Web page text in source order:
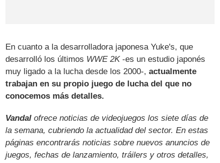
En cuanto a la desarrolladora japonesa Yuke's, que
desarrolló los últimos WWE 2K-es un estudio japonés
muy ligado a la lucha desde los 2000-,actualmente
trabajan en su propio juego de lucha del que no
conocemos más detalles.
Vandal ofrece noticias de videojuegos los siete días de
la semana, cubriendo la actualidad del sector. En estas
páginas encontrarás noticias sobre nuevos anuncios de
juegos, fechas de lanzamiento, tráilers y otros detalles,